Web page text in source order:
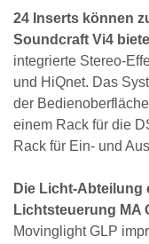
24 Inserts können
Soundcraft Vi4
integrierte Stereo-
und HiQnet. Das
der
einem Rack für die
Rack für Ein- und
Die Licht-Abteilung
Lichtsteuerung MA
Movinglight GLP